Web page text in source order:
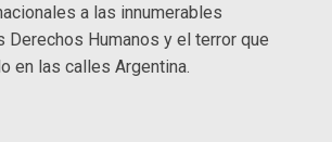
a las innumerables
Derechos Humanos y el terror que
en las calles Argentina.